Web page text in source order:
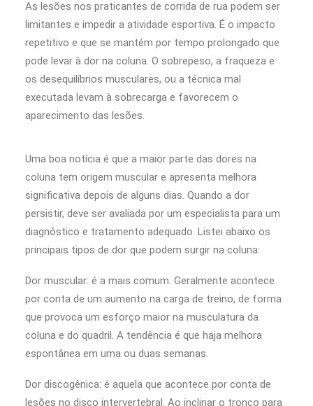
As lesões nos praticantes de corrida de rua podem ser
limitantes e impedir a atividade esportiva. É o impacto
repetitivo e que se mantém por tempo prolongado que
pode levar à dor na coluna. O sobrepeso, a fraqueza e
os desequilíbrios musculares, ou a técnica mal
executada levam à sobrecarga e favorecem o
aparecimento das lesões.
Uma boa notícia é que a maior parte das dores na
coluna tem origem muscular e apresenta melhora
significativa depois de alguns dias. Quando a dor
persistir, deve ser avaliada por um especialista para um
diagnóstico e tratamento adequado. Listei abaixo os
principais tipos de dor que podem surgir na coluna:
Dor muscular: é a mais comum. Geralmente acontece
por conta de um aumento na carga de treino, de forma
que provoca um esforço maior na musculatura da
coluna e do quadril. A tendência é que haja melhora
espontânea em uma ou duas semanas.
Dor discogênica: é aquela que acontece por conta de
lesões no disco intervertebral. Ao inclinar o tronco para